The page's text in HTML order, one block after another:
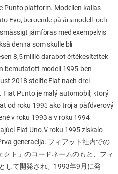
Punto platform. Modellen kallas
Evo, beroende på årsmodell- och
jämföras med exempelvis
denna som skulle bli
8,5 millió darabot értékesítettek
bemutatott modell 1995-ben
2018 stellte Fiat nach drei
Fiat Punto je malý automobil, ktorý
od roku 1993 ako troj a päťdverový
v roku 1993 a v roku 1994
Fiat Uno.V roku 1995 získalo
generacija. フィアット社内での
ト」のコードネームのもと、フィ
して開発され、1993年9月に発